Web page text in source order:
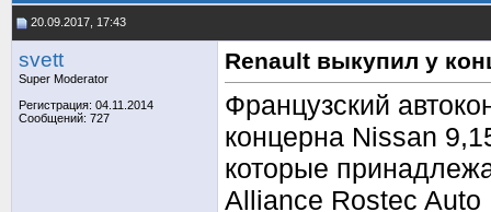
20.09.2017, 17:43
svett
Super Moderator
Регистрация: 04.11.2014
Сообщений: 727
Renault выкупил у
Французский
концерна Nissan
которые
Alliance Rostec Auto